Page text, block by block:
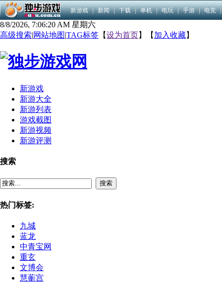
新游戏 | 新闻 | 下载 | 单机 | 电玩 | 手游 | 电竞 |
8/8/2026, 7:06:20 AM 星期六
高级搜索|网站地图|TAG标签 【设为首页】【 加入收藏】
新游戏
新游大全
新游列表
游戏截图
新游视频
新游评测
搜索
搜索
热门标签:
九城
蓝龙
中青宝网
重玄
文博会
慧蘅宫